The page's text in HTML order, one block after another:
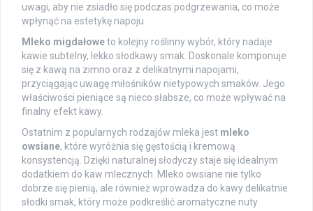
uwagi, aby nie zsiadło się podczas podgrzewania, co może
wpłynąć na estetykę napoju.
Mleko migdałoweto kolejny roślinny wybór, który nadaje
kawie subtelny, lekko słodkawy smak. Doskonale komponuje
się z kawą na zimno oraz z delikatnymi napojami,
przyciągając uwagę miłośników nietypowych smaków. Jego
właściwości pieniące są nieco słabsze, co może wpływać na
finalny efekt kawy.
Ostatnim z popularnych rodzajów mleka jest mleko
owsiane, które wyróżnia się gęstością i kremową
konsystencją. Dzięki naturalnej słodyczy staje się idealnym
dodatkiem do kaw mlecznych. Mleko owsiane nie tylko
dobrze się pienią, ale również wprowadza do kawy delikatnie
słodki smak, który może podkreślić aromatyczne nuty